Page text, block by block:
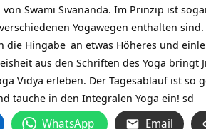
Swami Sivananda. Im Prinzip ist
Yogawegen enthalten
die Hingabe an etwas Höheres und
aus den Schriften des Yoga bringt
Vidya erleben. Der Tagesablauf ist so
tauche in den Integralen Yoga ein! sd
WhatsApp Email